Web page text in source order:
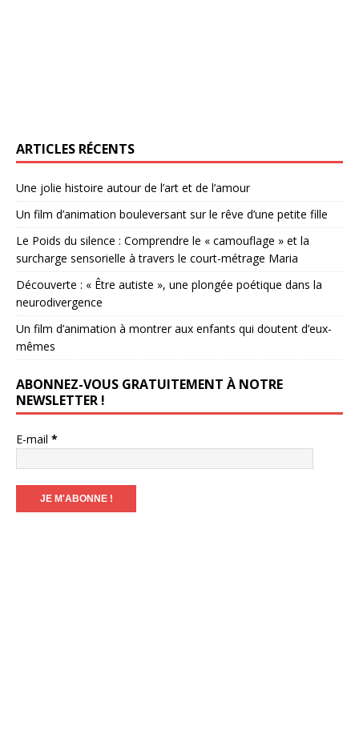
ARTICLES RÉCENTS
Une jolie histoire autour de l’art et de l’amour
Un film d’animation bouleversant sur le rêve d’une petite fille
Le Poids du silence : Comprendre le « camouflage » et la
surcharge sensorielle à travers le court-métrage Maria
Découverte : « Être autiste », une plongée poétique dans la
neurodivergence
Un film d’animation à montrer aux enfants qui doutent d’eux-
mêmes
ABONNEZ-VOUS GRATUITEMENT À NOTRE
NEWSLETTER !
E-mail *